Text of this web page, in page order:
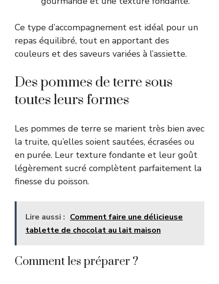
Ce type d’accompagnement est idéal pour un
repas équilibré, tout en apportant des
couleurs et des saveurs variées à l’assiette.
Des pommes de terre sous
toutes leurs formes
Les pommes de terre se marient très bien avec
la truite, qu’elles soient sautées, écrasées ou
en purée. Leur texture fondante et leur goût
légèrement sucré complètent parfaitement la
finesse du poisson.
Lire aussi : Comment faire une délicieuse
tablette de chocolat au lait maison
Comment les préparer ?